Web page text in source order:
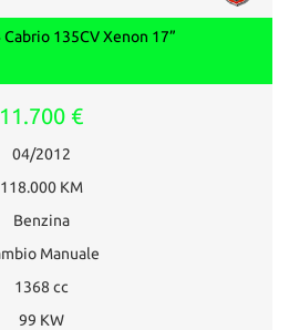
Cabrio 135CV Xenon 17”
11.700 €
04/2012
118.000 KM
Benzina
Manuale
1368 cc
99 KW